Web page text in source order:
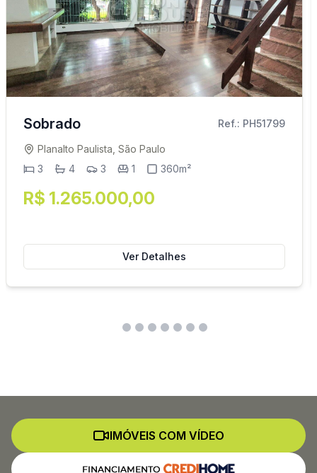
Sobrado Ref.: PH51799
Planalto Paulista, São Paulo
3
4 3 1 360m²
R$ 1.265.000,00
Ver Detalhes
IMÓVEIS COM VÍDEO